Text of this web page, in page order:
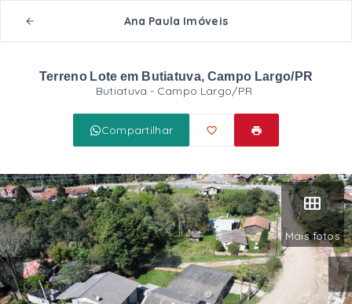
Ana Paula Imóveis
Terreno Lote em Butiatuva, Campo Largo/PR
Butiatuva - Campo Largo/PR
Compartilhar
Mais fotos